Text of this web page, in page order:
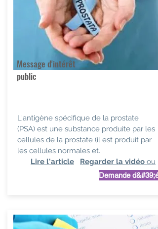
Message d'intérêt
public
L'antigène spécifique de la prostate
(PSA) est une substance produite par les
cellules de la prostate (il est produit par
les cellules normales et.
Lire l'article
Regarder la vidéo ou
Demande